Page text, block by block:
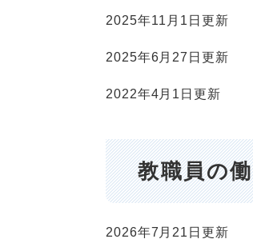
2025年11月1日更新
2025年6月27日更新
2022年4月1日更新
教職員の
2026年7月21日更新